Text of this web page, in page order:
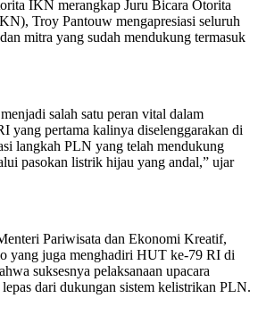
IKN merangkap Juru Bicara Otorita
Troy Pantouw mengapresiasi seluruh
mitra yang sudah mendukung termasuk
salah satu peran vital dalam
yang pertama kalinya diselenggarakan di
langkah PLN yang telah mendukung
pasokan listrik hijau yang andal,” ujar
Pariwisata dan Ekonomi Kreatif,
yang juga menghadiri HUT ke-79 RI di
suksesnya pelaksanaan upacara
dari dukungan sistem kelistrikan PLN.